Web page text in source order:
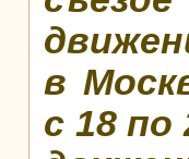
в
с 18 по